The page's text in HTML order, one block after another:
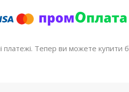
платежі. Тепер ви можете купити